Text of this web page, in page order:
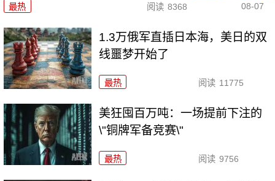
最热 阅读 8368 08-07
1.3万俄军直插日本海，美日的双
线噩梦开始了
最热 阅读 11775
美狂囤百万吨：一场提前下注的
\"铜牌军备竞赛\"
最热 阅读 9756